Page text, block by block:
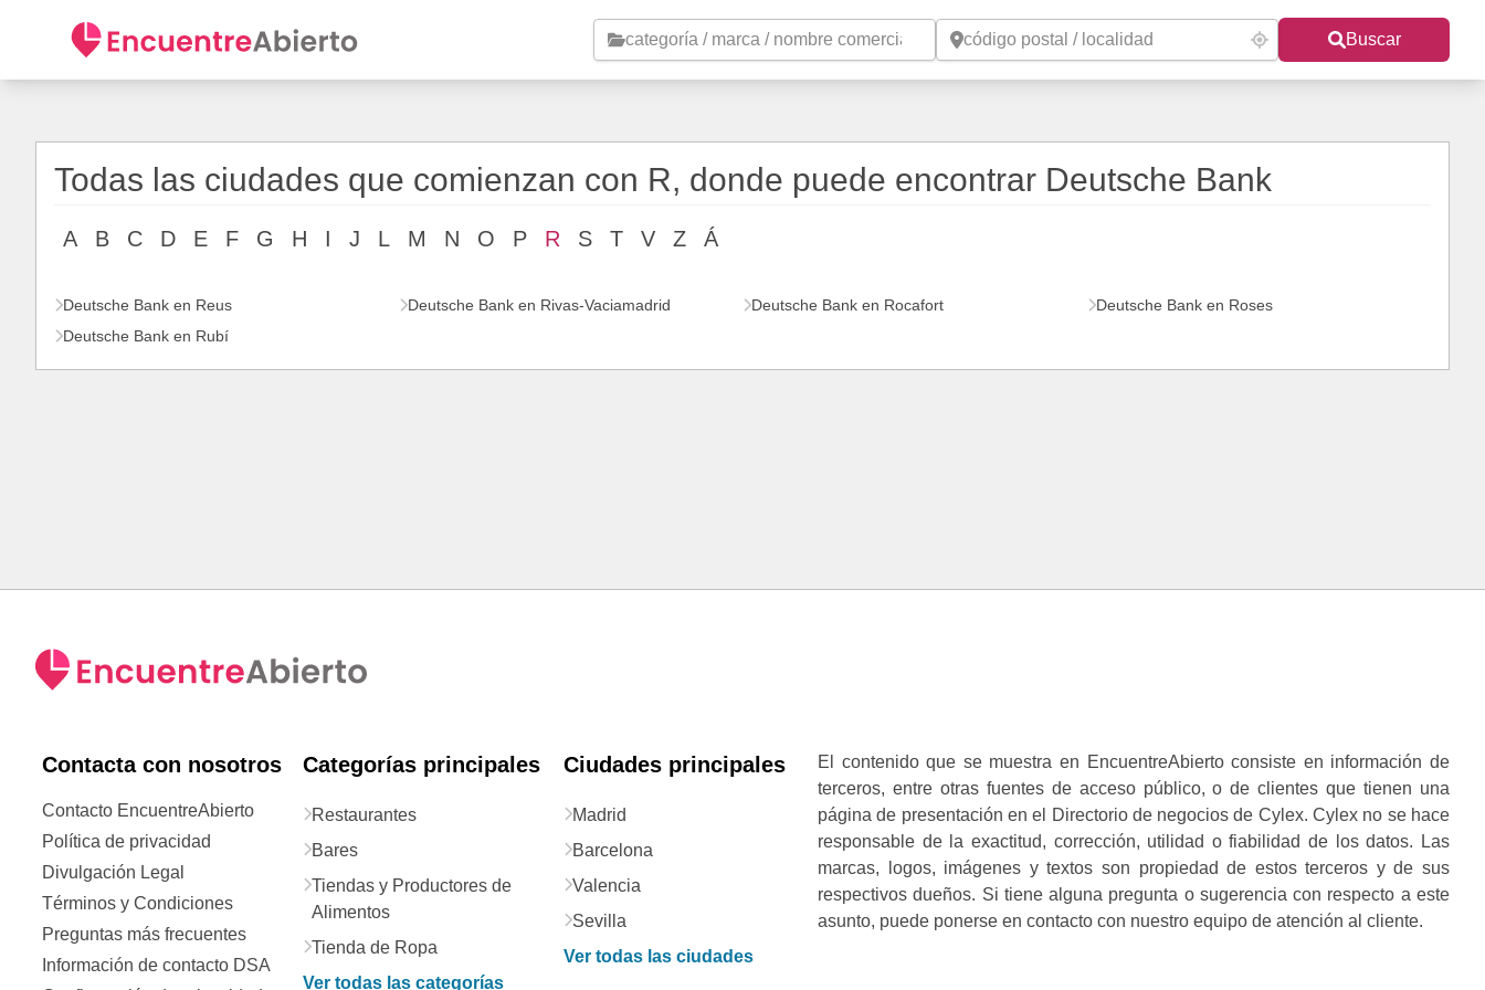
Buscar
Todas las ciudades que comienzan con R, donde puede encontrar Deutsche Bank
A B C D E F G H I J L M N O P R S T V Z Á
Deutsche Bank en Reus Deutsche Bank en Rivas-Vaciamadrid Deutsche Bank en Rocafort
Deutsche Bank en Roses
Deutsche Bank en Rubí
Contacta con nosotros
Contacto EncuentreAbierto
Política de privacidad
Divulgación Legal
Términos y Condiciones
Preguntas más frecuentes
Información de contacto DSA
Categorías principales
Restaurantes
Bares
Tiendas y Productores de
Alimentos
Tienda de Ropa
Ver todas las categorías
Ciudades principales
Madrid
Barcelona
Valencia
Sevilla
Ver todas las ciudades
El contenido que se muestra en EncuentreAbierto consiste en información de
terceros, entre otras fuentes de acceso público, o de clientes que tienen una
página de presentación en el Directorio de negocios de Cylex. Cylex no se hace
responsable de la exactitud, corrección, utilidad o fiabilidad de los datos. Las
marcas, logos, imágenes y textos son propiedad de estos terceros y de sus
respectivos dueños. Si tiene alguna pregunta o sugerencia con respecto a este
asunto, puede ponerse en contacto con nuestro equipo de atención al cliente.